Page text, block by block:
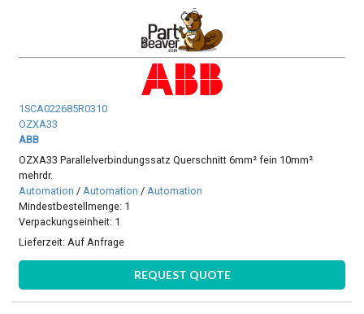
1SCA022685R0310
OZXA33
ABB
OZXA33 Parallelverbindungssatz Querschnitt 6mm² fein 10mm²
mehrdr.
Automation / Automation / Automation
Mindestbestellmenge: 1
Verpackungseinheit: 1
Lieferzeit:Auf Anfrage
REQUEST QUOTE